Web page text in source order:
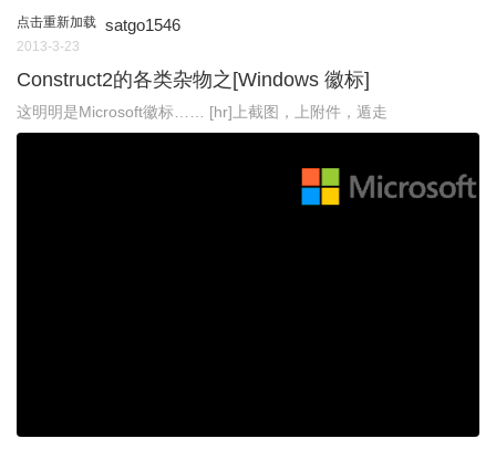
点击重新加载 satgo1546
2013-3-23
Construct2的各类杂物之[Windows 徽标]
这明明是Microsoft徽标…… [hr]上截图，上附件，遁走